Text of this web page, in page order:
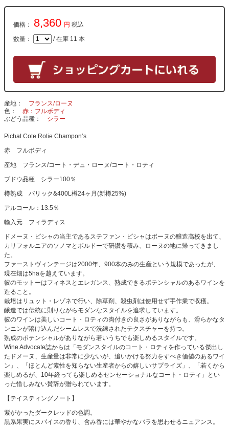
価格： 8,360 円 税込
数量： / 在庫 11 本
産地
フランス/ローヌ
色
赤：フルボディ
ぶどう品種
シラー
Pichat Cote Rotie Champon’s
赤 フルボディ
産地 フランス/コート・デュ・ローヌ/コート・ロティ
ブドウ品種 シラー100％
樽熟成 バリック&400L樽24ヶ月(新樽25%)
アルコール：13.5％
輸入元 フィラディス
ドメーヌ・ピシャの当主であるステファン・ピシャはボーヌの醸造高校を出て、
カリフォルニアのソノマとボルドーで研鑽を積み、ローヌの地に帰ってきまし
た。
ファーストヴィンテージは2000年、900本のみの生産という規模であったが、
現在畑は5haを越えています。
彼のモットーはフィネスとエレガンス、熟成できるポテンシャルのあるワインを
造ること。
栽培はリュット・レゾネで行い、除草剤、殺虫剤は使用せず手作業で収穫。
醸造では伝統に則りながらモダンなスタイルを追求しています。
彼のワインは美しいコート・ロティの肉付きの良さがありながらも、滑らかなタ
ンニンが溶け込んだシームレスで洗練されたテクスチャーを持つ。
熟成のポテンシャルがありながら若いうちでも楽しめるスタイルです。
Wine Advocate誌からは「モダンスタイルのコート・ロティを作っている傑出し
たドメーヌ、生産量は非常に少ないが、追いかける努力をすべき価値のあるワイ
ン」、「ほとんど素性を知らない生産者からの嬉しいサプライズ」、「若くから
楽しめるが、10年経っても楽しめるセンセーショナルなコート・ロティ」とい
った惜しみない賛辞が贈られています。
【テイスティングノート】
紫がかったダークレッドの色調。
黒系果実にスパイスの香り、含み香には華やかなバラを思わせるニュアンス。